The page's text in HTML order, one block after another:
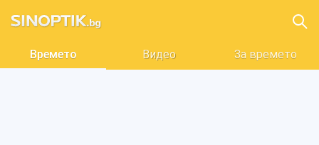
Времето Видео За времето